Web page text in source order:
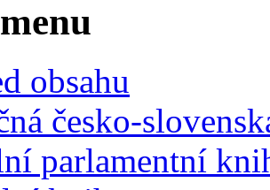
obsahu
česko-
parlamentní